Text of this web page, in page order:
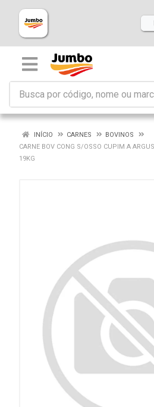
INÍCIO CARNES
BOVINOS
CARNE BOV CONG S/OSSO CUPIM A
19KG